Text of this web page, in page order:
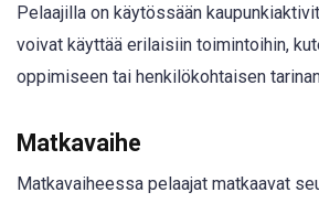
Pelaajilla on käytössään
voivat käyttää erilaisiin toimintoihin,
oppimiseen tai henkilökohtaisen
Matkavaihe
Matkavaiheessa pelaajat matkaavat